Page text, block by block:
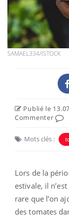
SAMAEL334/ISTOCK
Publié le
Commenter
Mots clés :
Lors de la
estivale, il n’est
rare que l’on
des tomates